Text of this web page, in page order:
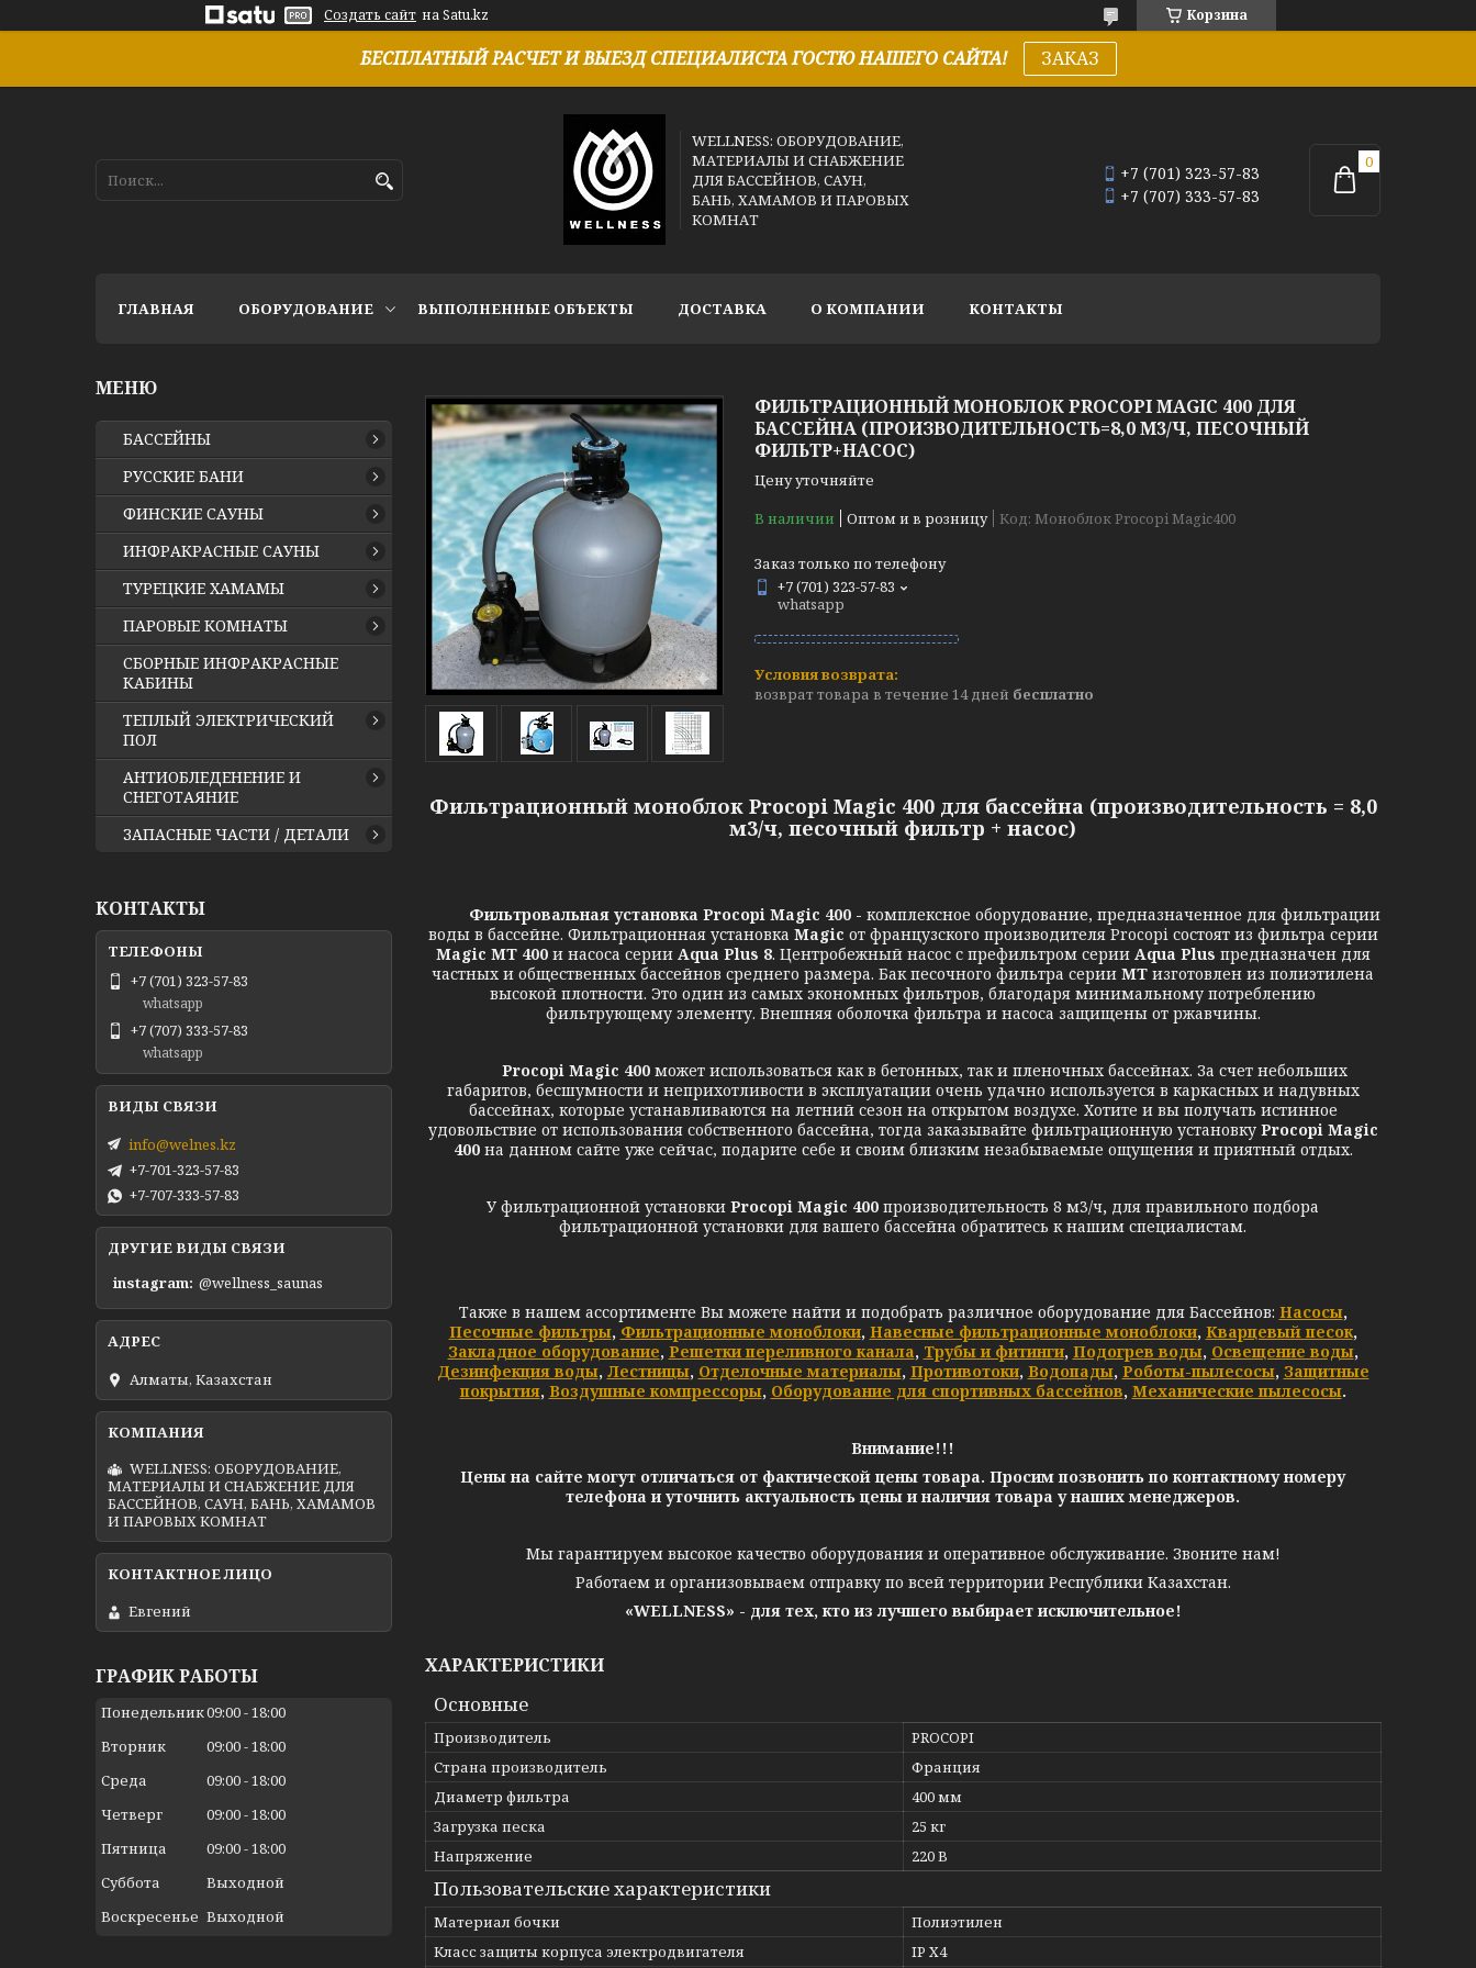
Создать сайт на Satu.kz Корзина
БЕСПЛАТНЫЙ РАСЧЕТ И ВЫЕЗД СПЕЦИАЛИСТА ГОСТЮ НАШЕГО САЙТА! ЗАКАЗ
WELLNESS: ОБОРУДОВАНИЕ,
МАТЕРИАЛЫ И СНАБЖЕНИЕ
ДЛЯ БАССЕЙНОВ, САУН,
БАНЬ, ХАМАМОВ И ПАРОВЫХ
КОМНАТ
+7 (701) 323-57-83
+7 (707) 333-57-83
ГЛАВНАЯ ОБОРУДОВАНИЕ ВЫПОЛНЕННЫЕ ОБЪЕКТЫ ДОСТАВКА О КОМПАНИИ КОНТАКТЫ
ФИЛЬТРАЦИОННЫЙ МОНОБЛОК PROCOPI MAGIC 400 ДЛЯ
БАССЕЙНА (ПРОИЗВОДИТЕЛЬНОСТЬ=8,0 М3/Ч, ПЕСОЧНЫЙ
ФИЛЬТР+НАСОС)
Цену уточняйте
В наличии
Оптом и в розницу Код: Моноблок Procopi Magic400
Заказ только по телефону
+7 (701) 323-57-83
whatsapp
возврат товара в течение 14 дней бесплатно
Фильтрационный моноблок Procopi Magic 400 для бассейна (производительность = 8,0
м3/ч, песочный фильтр + насос)
Фильтровальная установка Procopi Magic 400 - комплексное оборудование, предназначенное для фильтрации
воды в бассейне. Фильтрационная установка Magic от французского производителя Procopi состоят из фильтра серии
Magic MT 400и насоса серии Aqua Plus 8. Центробежный насос с префильтром серии Aqua Plus предназначен для
частных и общественных бассейнов среднего размера. Бак песочного фильтра серии MT изготовлен из полиэтилена
высокой плотности. Это один из самых экономных фильтров, благодаря минимальному потреблению
фильтрующему элементу. Внешняя оболочка фильтра и насоса защищены от ржавчины.
Procopi Magic 400 может использоваться как в бетонных, так и пленочных бассейнах. За счет небольших
габаритов, бесшумности и неприхотливости в эксплуатации очень удачно используется в каркасных и надувных
бассейнах, которые устанавливаются на летний сезон на открытом воздухе. Хотите и вы получать истинное
удовольствие от использования собственного бассейна, тогда заказывайте фильтрационную установкуProcopi Magic
400 на данном сайте уже сейчас, подарите себе и своим близким незабываемые ощущения и приятный отдых.
У фильтрационной установки Procopi Magic 400 производительность 8 м3/ч, для правильного подбора
фильтрационной установки для вашего бассейна обратитесь к нашим специалистам.
Также в нашем ассортименте Вы можете найти и подобрать различное оборудование для Бассейнов: Насосы,
Песочные фильтры, Фильтрационные моноблоки, Навесные фильтрационные моноблоки, Кварцевый песок,
Закладное оборудование, Решетки переливного канала, Трубы и фитинги, Подогрев воды, Освещение воды,
Дезинфекция воды, Лестницы, Отделочные материалы, Противотоки, Водопады, Роботы-пылесосы, Защитные
покрытия, Воздушные компрессоры, Оборудование для спортивных бассейнов, Механические пылесосы.
Внимание!!!
Цены на сайте могут отличаться от фактической цены товара. Просим позвонить по контактному номеру
телефона и уточнить актуальность цены и наличия товара у наших менеджеров.
Мы гарантируем высокое качество оборудования и оперативное обслуживание. Звоните нам!
Работаем и организовываем отправку по всей территории Республики Казахстан.
«WELLNESS» - для тех, кто из лучшего выбирает исключительное!
ХАРАКТЕРИСТИКИ
Основные
Производитель
PROCOPI
Страна производитель
Франция
Диаметр фильтра
400 мм
Загрузка песка
25 кг
Напряжение
220 В
Пользовательские характеристики
Материал бочки
Полиэтилен
Класс защиты корпуса электродвигателя
IP X4
БАССЕЙНЫ
РУССКИЕ БАНИ
ФИНСКИЕ САУНЫ
ИНФРАКРАСНЫЕ САУНЫ
ТУРЕЦКИЕ ХАМАМЫ
ПАРОВЫЕ КОМНАТЫ
СБОРНЫЕ ИНФРАКРАСНЫЕ
КАБИНЫ
ТЕПЛЫЙ ЭЛЕКТРИЧЕСКИЙ
ПОЛ
АНТИОБЛЕДЕНЕНИЕ И
СНЕГОТАЯНИЕ
ЗАПАСНЫЕ ЧАСТИ / ДЕТАЛИ
КОНТАКТЫ
+7 (701) 323-57-83
whatsapp
+7 (707) 333-57-83
whatsapp
info@welnes.kz
+7-701-323-57-83
+7-707-333-57-83
ДРУГИЕ ВИДЫ СВЯЗИ
instagram @wellness_saunas
Алматы, Казахстан
WELLNESS: ОБОРУДОВАНИЕ,
МАТЕРИАЛЫ И СНАБЖЕНИЕ ДЛЯ
БАССЕЙНОВ, САУН, БАНЬ, ХАМАМОВ
И ПАРОВЫХ КОМНАТ
Евгений
ГРАФИК РАБОТЫ
Понедельник09:00 18:00
Вторник
09:00 18:00
Среда
09:00 18:00
Четверг
09:00 18:00
Пятница
09:00 18:00
Суббота
Выходной
Воскресенье Выходной